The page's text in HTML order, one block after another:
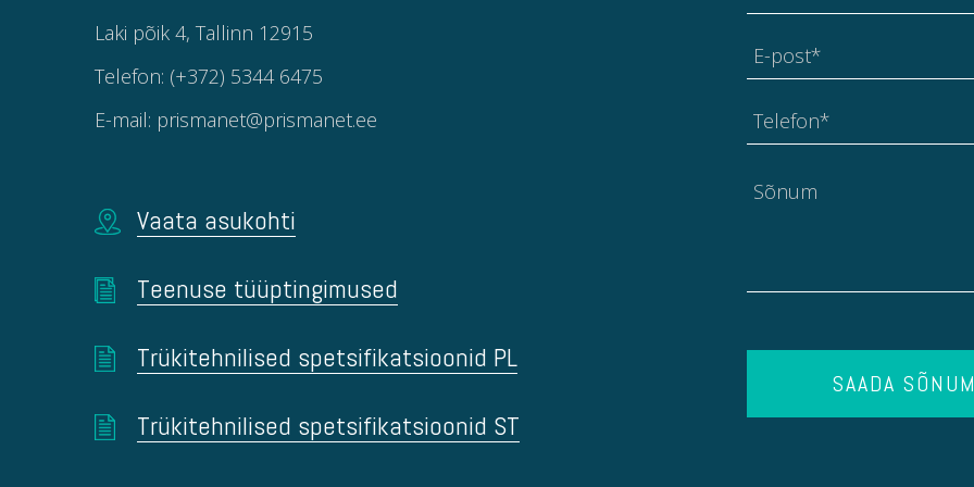
Laki põik 4, Tallinn 12915
Telefon: (+372) 5344 6475
E-mail: prismanet@prismanet.ee
Vaata asukohti
Teenuse tüüptingimused
Trükitehnilised spetsifikatsioonid PL
Trükitehnilised spetsifikatsioonid ST
SAADA